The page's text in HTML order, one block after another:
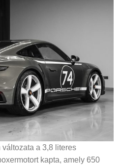
a 3,8 literes
kapta, amely 650